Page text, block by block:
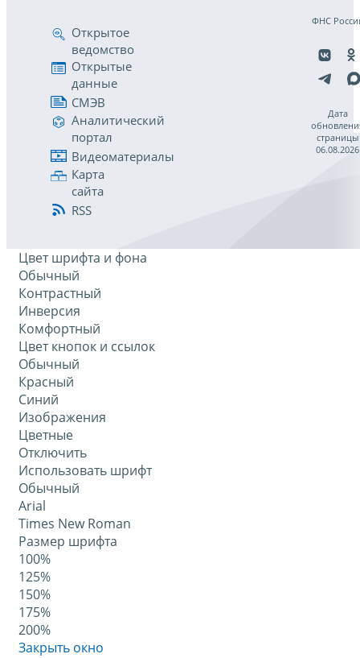
Открытое
ведомство
Открытые
данные
СМЭВ
Аналитический
портал
Видеоматериалы
Карта
сайта
RSS
ФНС
Дата
страницы
06.08.2026
Цвет шрифта и фона
Обычный
Контрастный
Инверсия
Комфортный
Цвет кнопок и ссылок
Обычный
Красный
Синий
Изображения
Цветные
Отключить
Использовать шрифт
Обычный
Arial
Times New Roman
Размер шрифта
100%
125%
150%
175%
200%
Закрыть окно